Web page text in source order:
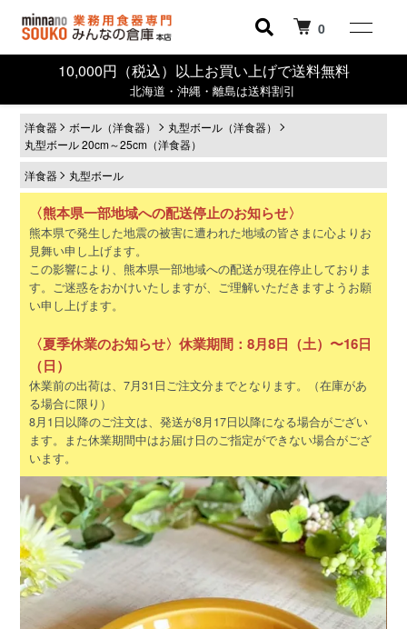
0
10,000円（税込）以上お買い上げで送料無料
北海道・沖縄・離島は送料割引
洋食器 ボール（洋食器）
丸型ボール（洋食器）
丸型ボール 20cm～25cm（洋食器）
洋食器
丸型ボール
〈熊本県一部地域への配送停止のお知らせ〉
熊本県で発生した地震の被害に遭われた地域の皆さまに心よりお
見舞い申し上げます。
この影響により、熊本県一部地域への配送が現在停止しておりま
す。ご迷惑をおかけいたしますが、ご理解いただきますようお願
い申し上げます。
〈夏季休業のお知らせ〉休業期間：8月8日（土）〜16日
（日）
休業前の出荷は、7月31日ご注文分までとなります。（在庫があ
る場合に限り）
8月1日以降のご注文は、発送が8月17日以降になる場合がござい
ます。また休業期間中はお届け日のご指定ができない場合がござ
います。